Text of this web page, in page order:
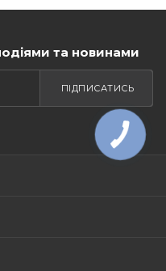
та новинами
ПІДПИСАТИСЬ